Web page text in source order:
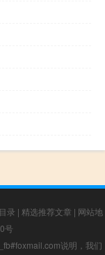
录 | 精选推荐文章 | 网站地
号
说明，我们